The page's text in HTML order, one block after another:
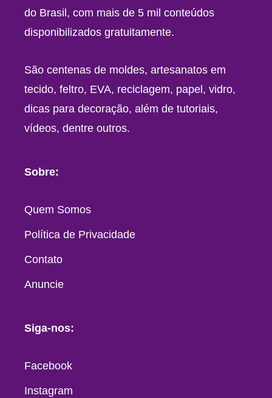
do Brasil, com mais de 5 mil conteúdos
disponibilizados gratuitamente.
São centenas de moldes, artesanatos em
tecido, feltro, EVA, reciclagem, papel, vidro,
dicas para decoração, além de tutoriais,
vídeos, dentre outros.
Sobre:
Quem Somos
Política de Privacidade
Contato
Anuncie
Siga-nos:
Facebook
Instagram